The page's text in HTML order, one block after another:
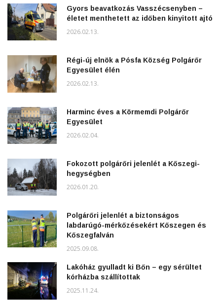
Gyors beavatkozás Vasszécsenyben –
életet menthetett az időben kinyitott ajtó
2026.02.13.
Régi-új elnök a Pósfa Község Polgárőr
Egyesület élén
2026.02.13.
Harminc éves a Körmemdi Polgárőr
Egyesület
2026.02.04.
Fokozott polgárőri jelenlét a Kőszegi-
hegységben
2026.01.20.
Polgárőri jelenlét a biztonságos
labdarúgó-mérkőzésekért Kőszegen és
Kőszegfalván
2025.09.08.
Lakóház gyulladt ki Bőn – egy sérültet
kórházba szállítottak
2025.11.24.